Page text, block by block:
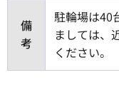
備
考
駐輪場は40
ましては、
ください。